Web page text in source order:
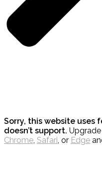
Sorry, this website uses
doesn’t support.
Chrome, Safari, or Edge